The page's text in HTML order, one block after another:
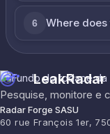
6 Where
LeakRadar
Pesquise, monitore e
Radar Forge SASU
60 rue François 1er,